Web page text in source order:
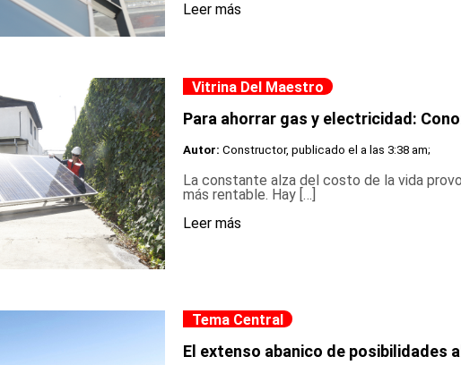
Leer más
Vitrina Del Maestro
Para ahorrar gas y electricidad:
Autor: Constructor, publicado el a las 3:38 am;
La constante alza del costo de la vida
más rentable. Hay […]
Leer más
Tema Central
El extenso abanico de posibilidades